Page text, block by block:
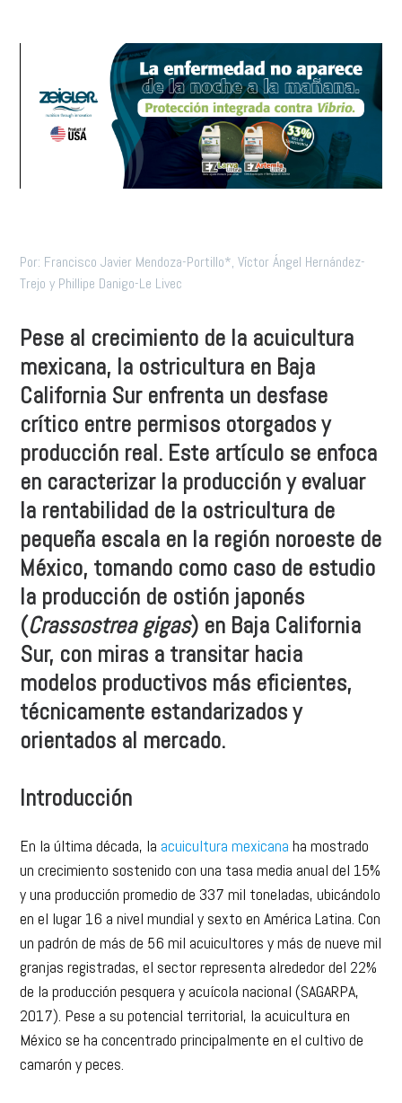
Por: Francisco Javier Mendoza-Portillo*, Víctor Ángel Hernández-
Trejo y Phillipe Danigo-Le Livec
Pese al crecimiento de la acuicultura
mexicana, la ostricultura en Baja
California Sur enfrenta un desfase
crítico entre permisos otorgados y
producción real. Este artículo se enfoca
en caracterizar la producción y evaluar
la rentabilidad de la ostricultura de
pequeña escala en la región noroeste de
México, tomando como caso de estudio
la producción de ostión japonés
(Crassostrea gigas) en Baja California
Sur, con miras a transitar hacia
modelos productivos más eficientes,
técnicamente estandarizados y
orientados al mercado.
Introducción
En la última década, la acuicultura mexicana ha mostrado
un crecimiento sostenido con una tasa media anual del 15%
y una producción promedio de 337 mil toneladas, ubicándolo
en el lugar 16 a nivel mundial y sexto en América Latina. Con
un padrón de más de 56 mil acuicultores y más de nueve mil
granjas registradas, el sector representa alrededor del 22%
de la producción pesquera y acuícola nacional (SAGARPA,
2017). Pese a su potencial territorial, la acuicultura en
México se ha concentrado principalmente en el cultivo de
camarón y peces.